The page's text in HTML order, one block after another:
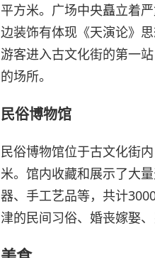
平方米。广场中央矗立着
边装饰有体现《天演论》
游客进入古文化街的第一
的场所。
民俗博物馆
民俗博物馆位于古文化街
米。馆内收藏和展示了大
器、手工艺品等，共计
津的民间习俗、婚丧嫁娶